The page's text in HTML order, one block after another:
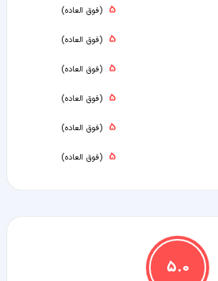
5
(فوق العاده)
5
(فوق العاده)
5
(فوق العاده)
5
(فوق العاده)
5
(فوق العاده)
5
(فوق العاده)
5.0